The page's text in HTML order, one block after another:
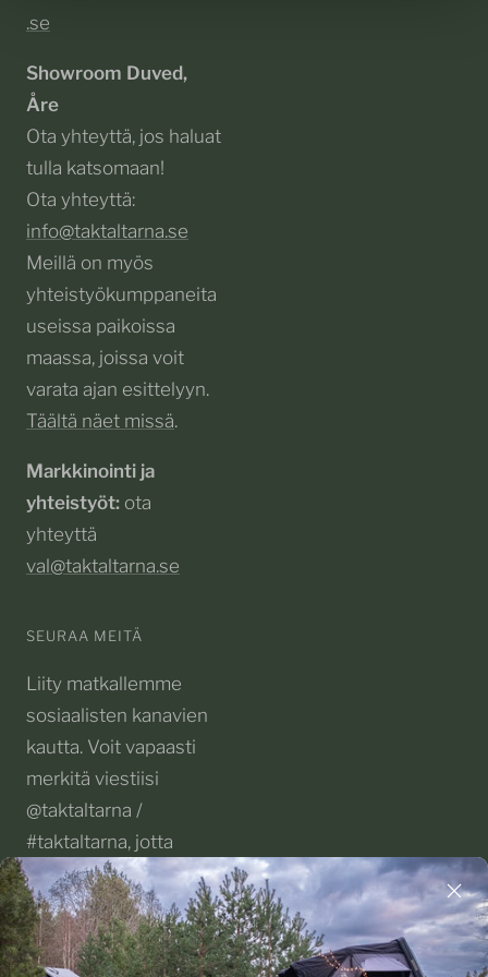
.se
Showroom Duved,
Åre
Ota yhteyttä, jos haluat
tulla katsomaan!
Ota yhteyttä:
info@taktaltarna.se
Meillä on myös
yhteistyökumppaneita
useissa paikoissa
maassa, joissa voit
varata ajan esittelyyn.
Täältä näet missä.
Markkinointi ja
yhteistyöt: ota
yhteyttä
val@taktaltarna.se
SEURAA MEITÄ
Liity matkallemme
sosiaalisten kanavien
kautta. Voit vapaasti
merkitä viestiisi
@taktaltarna /
#taktaltarna, jotta
voimme seurata
seikkailujasi!